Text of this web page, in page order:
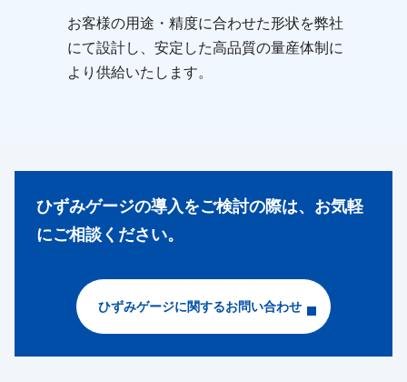
お客様の用途・精度に合わせた形状を弊社
にて設計し、安定した高品質の量産体制に
より供給いたします。
ひずみゲージの導入をご検討の際は、お気軽
にご相談ください。
ひずみゲージに関するお問い合わせ